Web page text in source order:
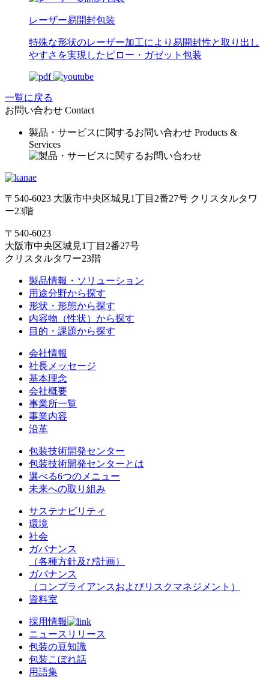
レーザー易開封包装
特殊な形状のレーザー加工により易開封性と取り出し
やすさを実現したピロー・ガゼット包装
一覧に戻る
お問い合わせ Contact
製品・サービスに関するお問い合わせ Products &
Services
〒540-6023 大阪市中央区城見1丁目2番27号 クリスタルタワ
ー23階
〒540-6023
大阪市中央区城見1丁目2番27号
クリスタルタワー23階
製品情報・ソリューション
用途分野から探す
形状・形態から探す
内容物（性状）から探す
目的・課題から探す
会社情報
社長メッセージ
基本理念
会社概要
事業所一覧
事業内容
沿革
包装技術開発センター
包装技術開発センターとは
選べる6つのメニュー
未来への取り組み
サステナビリティ
環境
社会
ガバナンス
（各種方針及び計画）
ガバナンス
（コンプライアンスおよびリスクマネジメント）
資料室
採用情報
ニュースリリース
包装の豆知識
包装こぼれ話
用語集